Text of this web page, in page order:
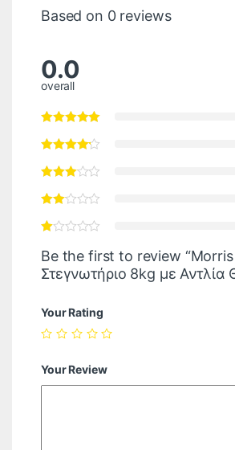
Based on 0 reviews
0.0
overall
Be the first to review
Στεγνωτήριο 8kg με Αντλία
Your Rating
Your Review